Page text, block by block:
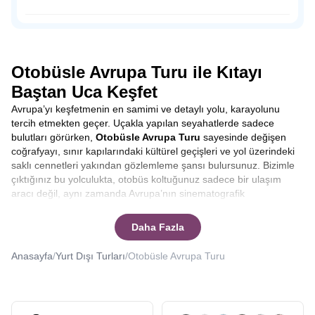
doğal güzelliğine rağmen, henüz çılgın turist kalabalığına
uğramamış bakir bir yerleşim yeri.
Otobüsle Avrupa Turu ile Kıtayı
Baştan Uca Keşfet
Avrupa’yı keşfetmenin en samimi ve detaylı yolu, karayolunu
tercih etmekten geçer. Uçakla yapılan seyahatlerde sadece
bulutları görürken, Otobüsle Avrupa Turu sayesinde değişen
coğrafyayı, sınır kapılarındaki kültürel geçişleri ve yol üzerindeki
saklı cennetleri yakından gözlemleme şansı bulursunuz. Bizimle
çıktığınız bu yolculukta, otobüs koltuğunuz sadece bir ulaşım
aracı değil, aynı zamanda Avrupa’nın sinematografik
şehirler arası geçişlerde rehberlerimizin anlatımlarıyla
bilgilenirken, molalarda yerel lezzetleri tatma fırsatı yakalarsınız.
kendisinden keyif alanlar için tasarlanmıştır.
Seyahat etmek, sadece yeni yerler görmek değil, aynı zamanda
Daha Fazla
Anasayfa/Yurt Dışı Turları/Otobüsle Avrupa Turu